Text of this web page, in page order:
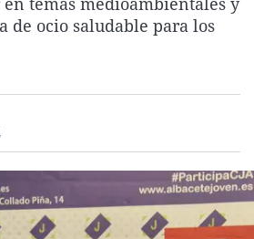
La rosa de los vientos
Caso
Extremadura
Virales
de ocio saludable para los